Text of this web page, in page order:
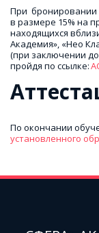
При  бронировании
в размере 15% на
находящихся
Академия», «Нео
(при заключении
пройдя по ссылке:
По окончании
установленного